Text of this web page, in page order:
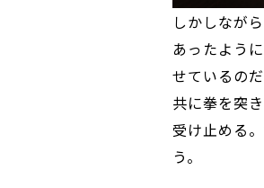
しかしなが
あったよう
せているの
共に拳を突
受け止める
う。